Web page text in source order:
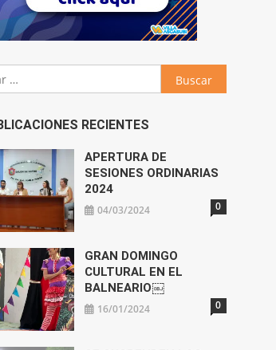
Buscar:
RECIENTES
APERTURA DE
SESIONES ORDINARIAS
2024
04/03/2024 0
GRAN DOMINGO
CULTURAL EN EL
BALNEARIO￼
16/01/2024 0